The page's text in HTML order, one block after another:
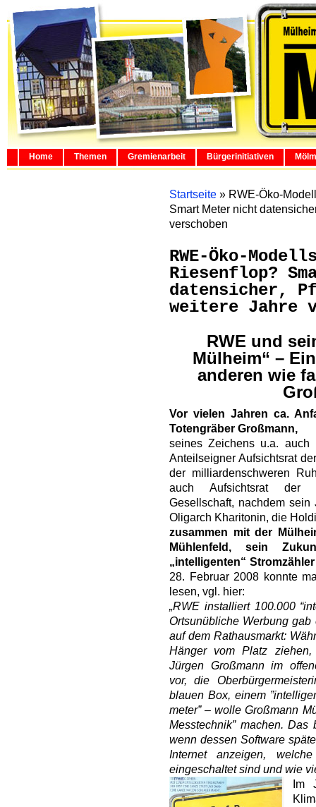
Home Themen Gremienarbeit Bürgerinitiativen
Startseite » RWE-Öko-
Smart Meter nicht
verschoben
RWE-Öko-
Riesenflop?
datensicher,
weitere Jahre
RWE und
Mülheim“ –
anderen wie
Vor vielen Jahren ca.
Totengräber Großmann,
seines Zeichens u.a. auch
Anteilseigner Aufsichtsrat
der milliardenschweren
auch Aufsichtsrat der
Gesellschaft, nachdem sein
Oligarch Kharitonin, die
zusammen mit der
Mühlenfeld, sein
„intelligenten“
28. Februar 2008 konnte
lesen, vgl. hier:
„RWE installiert 100.000
Ortsunübliche Werbung gab
auf dem Rathausmarkt:
Hänger vom Platz ziehen,
Jürgen Großmann im
vor, die
blauen Box, einem
meter” – wolle Großmann
Messtechnik” machen.
wenn dessen Software
Internet anzeigen,
eingeschaltet sind und wie
Im